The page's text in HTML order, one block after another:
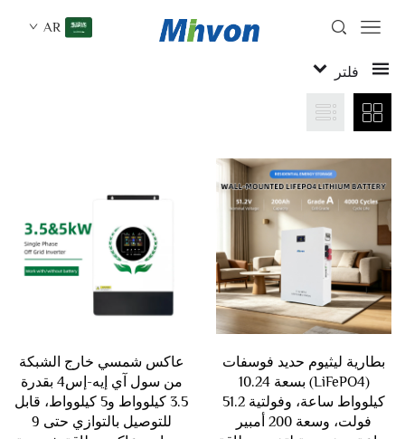
AR
فلتر
بطارية ليثيوم حديد فوسفات
(LiFePO4) بسعة 10.24
كيلوواط ساعة، وفولتية 51.2
فولت، وسعة 200 أمبير
عاكس شمسي خارج الشبكة
من سول آي إيه-إس4 بقدرة
3.5 كيلوواط و5 كيلوواط، قابل
للتوصيل بالتوازي حتى 9